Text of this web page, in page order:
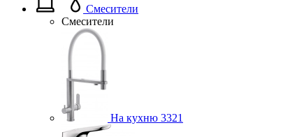
Смесители
Смесители
На кухню 3321